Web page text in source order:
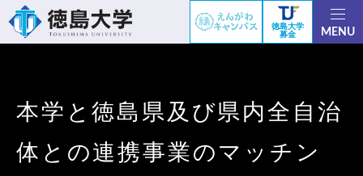
徳島大学
募金
MENU
本学と徳島県及び県内全自治
体との連携事業のマッチン